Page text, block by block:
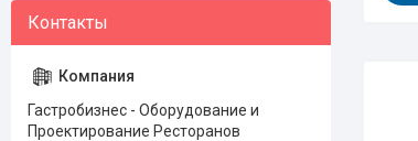
Гастробизнес - Оборудование и
Проектирование Ресторанов